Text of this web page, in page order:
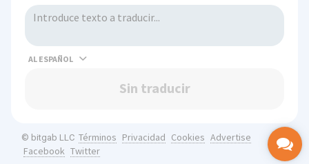
AL
Sin traducir
© bitgab LLC Términos Privacidad Cookies Advertise
Facebook Twitter